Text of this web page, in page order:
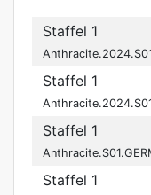
Staffel 1
Staffel 1
Staffel 1
Staffel 1